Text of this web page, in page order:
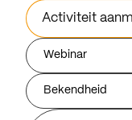
Activiteit
Webinar
Bekendheid